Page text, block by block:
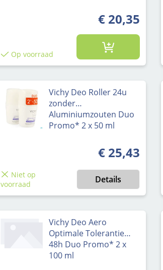
€ 20,35
Op voorraad
Vichy Deo Roller 24u
zonder
Aluminiumzouten Duo
Promo* 2 x 50 ml
Normale prijs:
€ 25,43
Niet op
voorraad
Details
Vichy Deo Aero
Optimale Tolerantie
48h Duo Promo* 2 x
100 ml